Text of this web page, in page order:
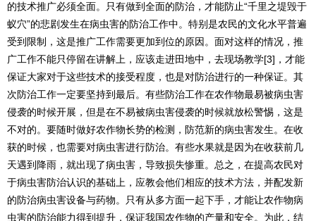
的技术推广必须全面。只有做到全面的防治，才能防止“千里之堤毁于
蚁穴”的悲剧发生在病虫害的防治工作中。特别是农民的文化水平普遍
受到限制，这是推广工作需要更加到位的原因。面对这样的情况，推
广工作不能只停留在讲解上，应该走进田地中，去现场教学[3]，才能
保证大家对于这些技术的接受程度，也是对防治进行的一种保证。其
次防治工作一定要坚持到最后。有些防治工作在农作物最易被病虫害
侵袭的时候开展，但是在不易被病虫害侵袭的时候就放松警惕，这是
不对的。要随时做好农作物长势的检测，防范新的病虫害发生。在收
获的时候，也需要对病虫害进行防治。有些水果就是因为在收获前几
天遇到降雨，就出现了病虫害，导致损失惨重。总之，在提高农民对
于病虫害防治认识的基础上，应教会他们相应的技术方法，并配发新
的防治病虫害设备与药物。只有从多方面一起下手，才能让农作物病
虫害的防治能力得到提升，保证我国农作物的产量和安全。为此，结